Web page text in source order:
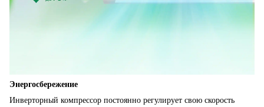
Энергосбережение
Инверторный компрессор постоянно регулирует свою скорость